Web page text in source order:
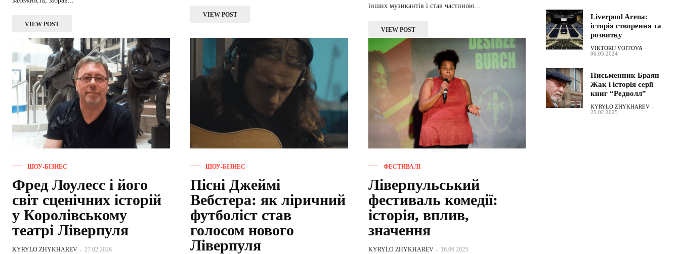
VIEW POST
VIEW POST
інших музикантів і став частиною...
VIEW POST
ШОУ-БІЗНЕС
Фред Лоулесс і його
світ сценічних історій
у Королівському
театрі Ліверпуля
KYRYLO ZHYKHAREV - 27.02.2026
ШОУ-БІЗНЕС
Пісні Джеймі
Вебстера: як ліричний
футболіст став
голосом нового
Ліверпуля
ФЕСТИВАЛІ
Ліверпульський
фестиваль комедії:
історія, вплив,
значення
KYRYLO ZHYKHAREV - 16.06.2025
Liverpool Arena:
історія створення та
розвитку
VIKTORIJ VOITOVA -
06.03.2024
Письменник Браян
Жак і історія серії
книг “Редволл”
KYRYLO ZHYKHAREV -
25.02.2025